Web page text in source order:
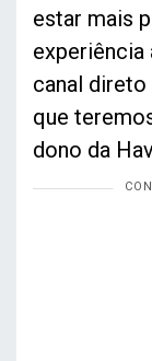
estar mais
experiência
canal
que
dono da